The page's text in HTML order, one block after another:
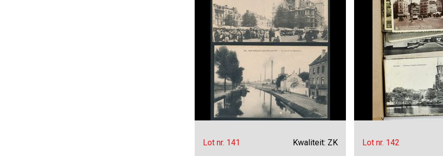
Lot nr. 141 Kwaliteit: ZK Lot nr. 142